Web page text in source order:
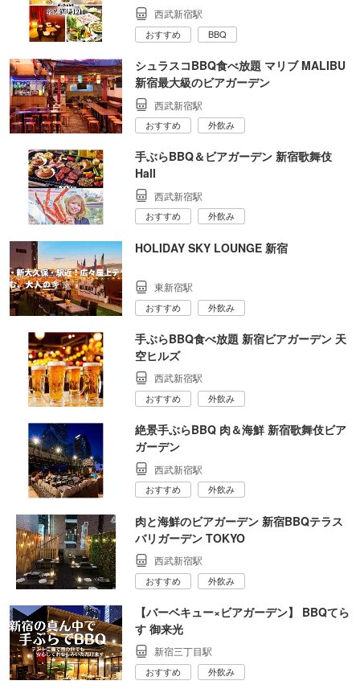
西武新宿駅
おすすめ BBQ
シュラスコBBQ食べ放題 マリブ MALIBU
新宿最大級のビアガーデン
西武新宿駅
おすすめ 外飲み
手ぶらBBQ＆ビアガーデン 新宿歌舞伎
Hall
西武新宿駅
おすすめ 外飲み
HOLIDAY SKY LOUNGE 新宿
東新宿駅
おすすめ 外飲み
手ぶらBBQ食べ放題 新宿ビアガーデン 天
空ヒルズ
西武新宿駅
おすすめ 外飲み
絶景手ぶらBBQ 肉＆海鮮 新宿歌舞伎ビア
ガーデン
西武新宿駅
おすすめ 外飲み
肉と海鮮のビアガーデン 新宿BBQテラス
バリガーデン TOKYO
西武新宿駅
おすすめ 外飲み
【バーベキュー×ビアガーデン】 BBQてら
す 御来光
新宿三丁目駅
おすすめ 外飲み